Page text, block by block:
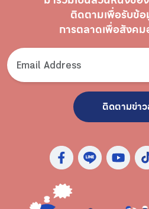
ติดตามเพื่อรับข้อ
การตลาดเพื่อสังค
ติดตามข่า